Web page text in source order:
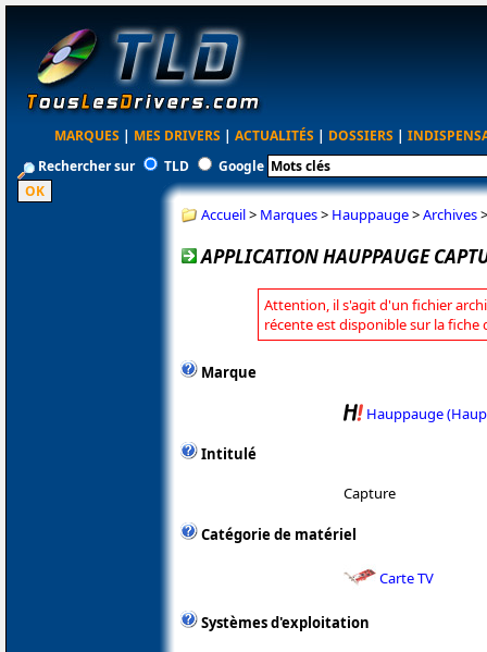
MARQUES | MES DRIVERS | ACTUALITÉS | DOSSIERS |
Rechercher sur
TLD Google
Accueil> Marques> Hauppauge>Archives
APPLICATION HAUPPAUGE
Attention, il s'agit d'un fichier
récente est disponible sur la fiche
Marque
Hauppauge
Intitulé
Capture
Catégorie de matériel
Carte TV
Systèmes d'exploitation